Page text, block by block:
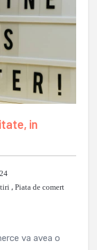
in
, Piata de comert
va avea o